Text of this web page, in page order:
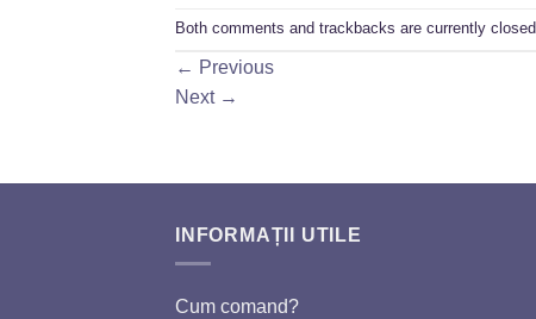
Both comments and trackbacks are currently closed.
← Previous
Next →
INFORMAȚII UTILE
Cum comand?